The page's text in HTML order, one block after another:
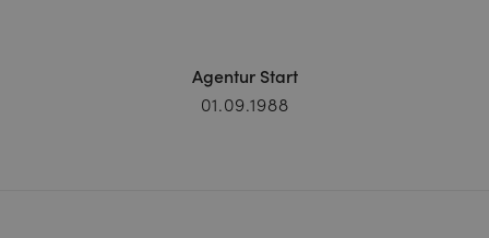
Agentur Start
01.09.1988